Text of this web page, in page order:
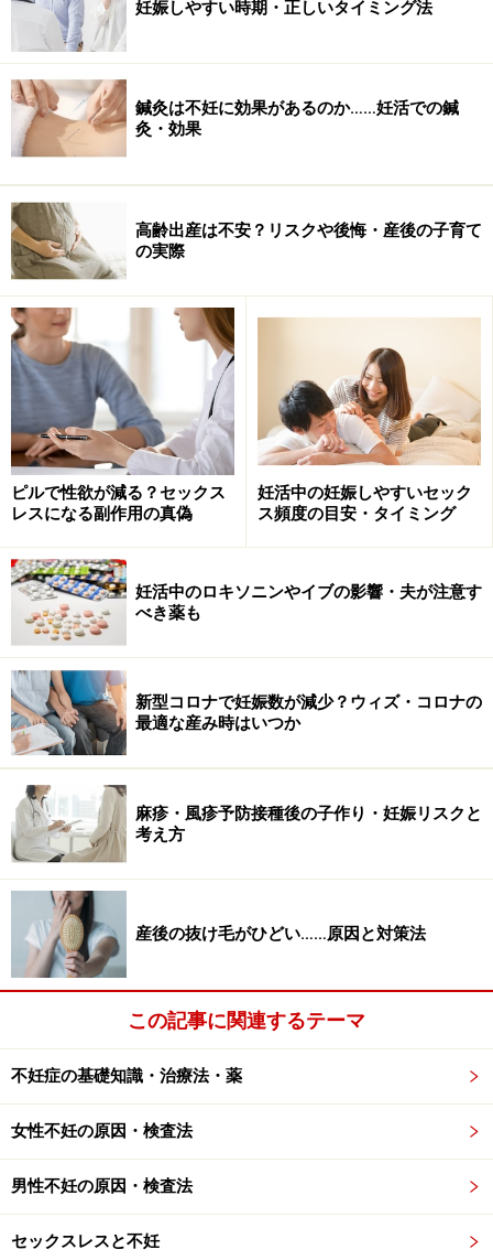
― 日本人の精力はそもそも弱いものなのでしょうか？
日本人は欧米人に比べてお酒が弱いですよね。それは肝
臓の酵素の違いによるものなんですが、それと同じよう
に日本人は欧米人に比べて男性ホルモンが低いのだろう
と思っていました。
ところが、３年前に日本人の年代別の男性ホルモンの基
準値が報告されたのですが、それは欧米人と大きく変わ
りませんでした。直腸や膀胱の手術後のQOL（Quality of
Life）を評価すると、欧米では勃起神経が駄目になって
性交渉が持てなくなるとすごくQOLが下がるんですが、
日本ではそうでもありません。
今回のサーヴェイの結果は、欧米人より日本人の精力が
弱いということではなくて、文化やライフスタイルの違
いが数字となって表れているのではないでしょうか。
― 男性不妊やEDといった精力の弱さに関連する人の比率
は増えているのでしょうか？
欧米ではEDは離婚の大きな原因となります。
確かに私のところを受診する男性不妊やEDの患者さんは
増えている印象はあります。それは現代人の精力が弱く
なったということなのかもしれませんが、一人で悩まず
に病院を受診する男性が増えたということもあるのでは
ないでしょうか。
男性不妊にしてもEDにしても現在は有効な治療があるわ
けだし、良くなる希望があるなら医者に相談しようと思
う男性が増えたのだと思います。それはいいことですよ
次のページでは欧米との違いや実際にどのように解消す
るべきなのかを具体的にお話頂きます。
※当サイトにおける医師・医療従事者等による情報の提供は、診
断・治療行為ではありません。診断・治療を必要とする方は、適
切な医療機関での受診をおすすめいたします。記事内容は執筆者
個人の見解によるものであり、全ての方への有効性を保証するも
妊娠しやすい時期・正しいタイミング法
鍼灸は不妊に効果があるのか……妊活での鍼
灸・効果
高齢出産は不安？リスクや後悔・産後の子育て
の実際
ピルで性欲が減る？セックス
レスになる副作用の真偽
妊活中の妊娠しやすいセック
ス頻度の目安・タイミング
妊活中のロキソニンやイブの影響・夫が注意す
べき薬も
新型コロナで妊娠数が減少？ウィズ・コロナの
最適な産み時はいつか
麻疹・風疹予防接種後の子作り・妊娠リスクと
考え方
産後の抜け毛がひどい……原因と対策法
この記事に関連するテーマ
不妊症の基礎知識・治療法・薬
女性不妊の原因・検査法
男性不妊の原因・検査法
セックスレスと不妊